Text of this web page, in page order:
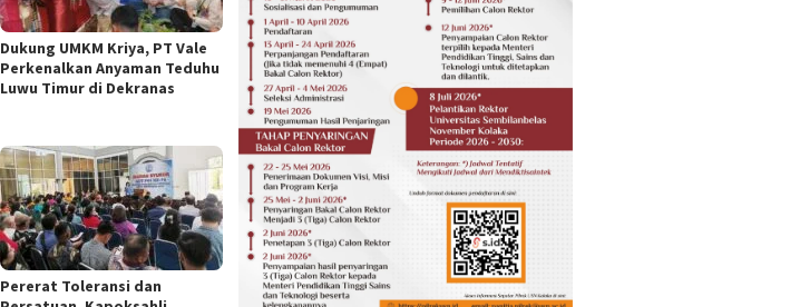
Dukung UMKM Kriya, PT Vale
Perkenalkan Anyaman Teduhu
Luwu Timur di Dekranas
Pererat Toleransi dan